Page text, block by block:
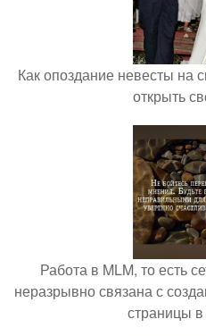
Как опоздание невесты на
открыть
Работа в MLM, то есть
неразрывно связана с
страницы в